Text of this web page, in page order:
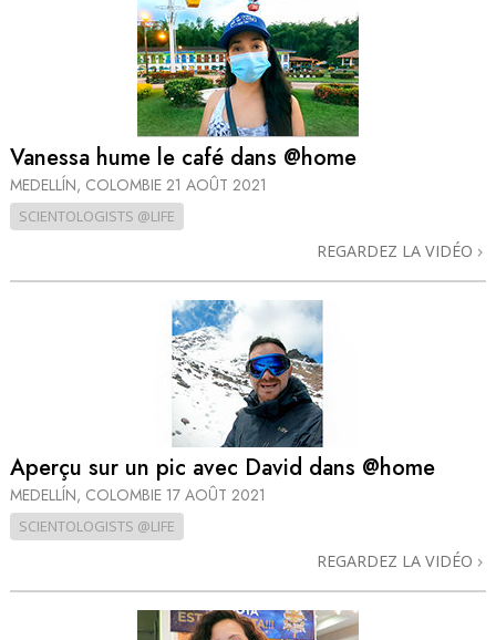
Vanessa hume le café dans @home
MEDELLÍN, COLOMBIE 21 AOÛT 2021
SCIENTOLOGISTS @LIFE
REGARDEZ LA VIDÉO
Aperçu sur un pic avec David dans @home
MEDELLÍN, COLOMBIE 17 AOÛT 2021
SCIENTOLOGISTS @LIFE
REGARDEZ LA VIDÉO